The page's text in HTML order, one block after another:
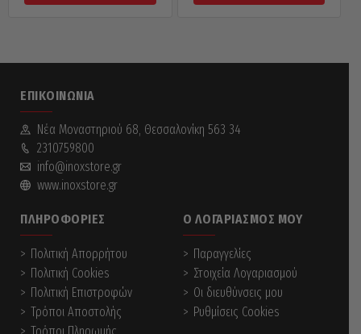
ΕΠΙΚΟΙΝΩΝΊΑ
Νέα Mοναστηριού 68, Θεσσαλονίκη 563 34
2310759800
info@inoxstore.gr
www.inoxstore.gr
ΠΛΗΡΟΦΟΡΊΕΣ
Πολιτική Απορρήτου
Πολιτική Cookies
Πολιτική Επιστροφών
Τρόποι Αποστολής
Ο ΛΟΓΑΡΙΑΣΜΌΣ ΜΟΥ
Παραγγελίες
Στοιχεία Λογαριασμού
Οι διευθύνσεις μου
Ρυθμίσεις Cookies